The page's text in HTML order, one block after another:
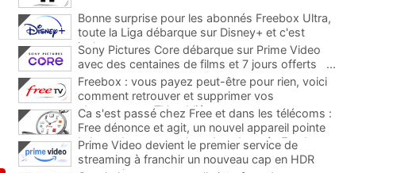
Bonne surprise pour les abonnés Freebox Ultra,
toute la Liga débarque sur Disney+ et c'est
inclus
Sony Pictures Core débarque sur Prime Video
avec des centaines de films et 7 jours offerts
...
Freebox : vous payez peut-être pour rien, voici
comment retrouver et supprimer vos
abonnements TV oubliés
...
Ca s'est passé chez Free et dans les télécoms :
Free dénonce et agit, un nouvel appareil pointe
le bout de son nez chez des abonnés Freebox...
Prime Video devient le premier service de
streaming à franchir un nouveau cap en HDR